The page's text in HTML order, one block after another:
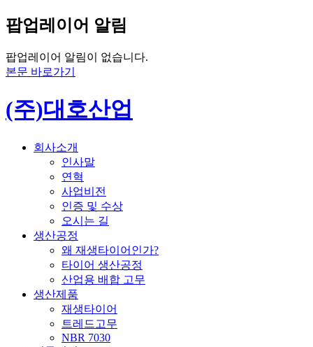
팝업레이어 알림
팝업레이어 알림이 없습니다.
본문 바로가기
(주)대호산업
회사소개
인사말
연혁
사업비전
인증 및 수상
오시는 길
생산공정
왜 재생타이어인가?
타이어 생산공정
산업용 배합 고무
생산제품
재생타이어
트레드고무
NBR 7030